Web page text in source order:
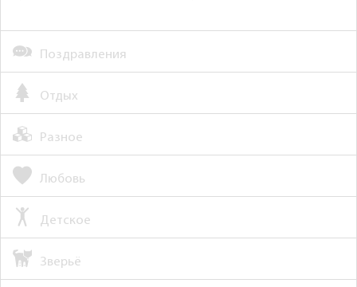
Поздравления
Отдых
Разное
Любовь
Детское
Зверьё